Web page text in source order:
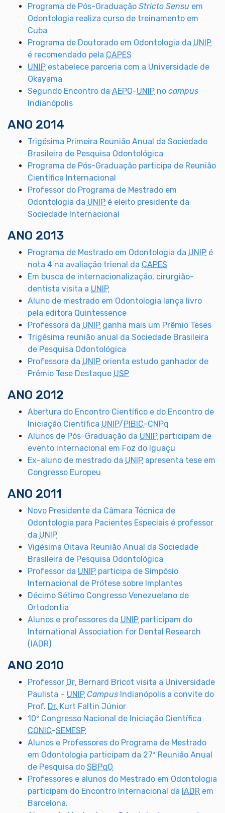
Programa de Pós-Graduação Stricto Sensu em
Odontologia realiza curso de treinamento em
Cuba
Programa de Doutorado em Odontologia da UNIP
é recomendado pela CAPES
UNIP estabelece parceria com a Universidade de
Okayama
Segundo Encontro da AEPO-UNIP no campus
Indianópolis
ANO 2014
Trigésima Primeira Reunião Anual da Sociedade
Brasileira de Pesquisa Odontológica
Programa de Pós-Graduação participa de Reunião
Científica Internacional
Professor do Programa de Mestrado em
Odontologia da UNIP é eleito presidente da
Sociedade Internacional
ANO 2013
Programa de Mestrado em Odontologia da UNIP é
nota 4 na avaliação trienal da CAPES
Em busca de internacionalização, cirurgião-
dentista visita a UNIP
Aluno de mestrado em Odontologia lança livro
pela editora Quintessence
Professora da UNIP ganha mais um Prêmio Teses
Trigésima reunião anual da Sociedade Brasileira
de Pesquisa Odontológica
Professora da UNIP orienta estudo ganhador de
Prêmio Tese Destaque USP
ANO 2012
Abertura do Encontro Científico e do Encontro de
Iniciação Científica UNIP/ PIBIC-CNPq
Alunos de Pós-Graduação da UNIP participam de
evento internacional em Foz do Iguaçu
Ex-aluno de mestrado da UNIP apresenta tese em
Congresso Europeu
ANO 2011
Novo Presidente da Câmara Técnica de
Odontologia para Pacientes Especiais é professor
da UNIP
Vigésima Oitava Reunião Anual da Sociedade
Brasileira de Pesquisa Odontológica
Professor da UNIP participa de Simpósio
Internacional de Prótese sobre Implantes
Décimo Sétimo Congresso Venezuelano de
Ortodontia
Alunos e professores da UNIP participam do
International Association for Dental Research
(IADR)
ANO 2010
Professor Dr. Bernard Bricot visita a Universidade
Paulista – UNIP Campus Indianópolis a convite do
Prof. Dr. Kurt Faltin Júnior
10º Congresso Nacional de Iniciação Científica
CONIC-SEMESP
Alunos e Professores do Programa de Mestrado
em Odontologia participam da 27ª Reunião Anual
de Pesquisa do SBPqO
Professores e alunos do Mestrado em Odontologia
participam do Encontro Internacional da IADR em
Barcelona.